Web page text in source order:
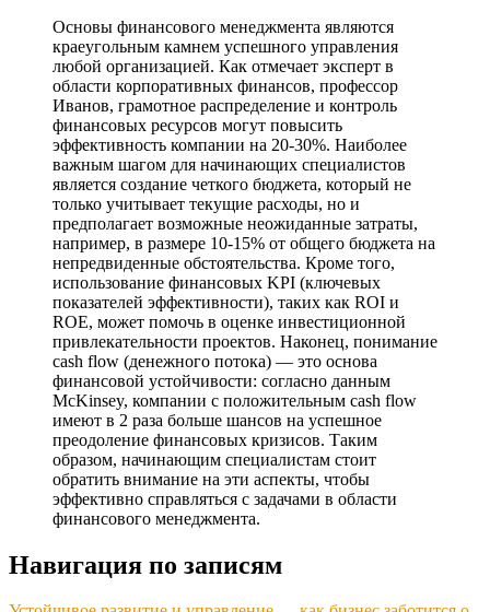
Основы финансового менеджмента являются
краеугольным камнем успешного управления
любой организацией. Как отмечает эксперт в
области корпоративных финансов, профессор
Иванов, грамотное распределение и контроль
финансовых ресурсов могут повысить
эффективность компании на 20-30%. Наиболее
важным шагом для начинающих специалистов
является создание четкого бюджета, который не
только учитывает текущие расходы, но и
предполагает возможные неожиданные затраты,
например, в размере 10-15% от общего бюджета на
непредвиденные обстоятельства. Кроме того,
использование финансовых KPI (ключевых
показателей эффективности), таких как ROI и
ROE, может помочь в оценке инвестиционной
привлекательности проектов. Наконец, понимание
cash flow (денежного потока) — это основа
финансовой устойчивости: согласно данным
McKinsey, компании с положительным cash flow
имеют в 2 раза больше шансов на успешное
преодоление финансовых кризисов. Таким
образом, начинающим специалистам стоит
обратить внимание на эти аспекты, чтобы
эффективно справляться с задачами в области
финансового менеджмента.
Навигация по записям